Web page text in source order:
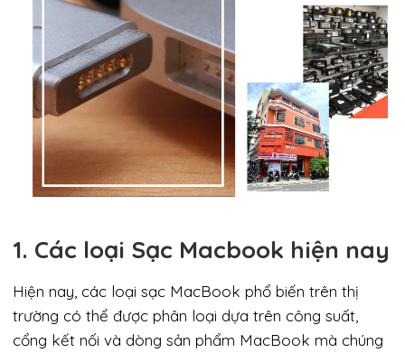
1. Các loại Sạc Macbook hiện nay
Hiện nay, các loại sạc MacBook phổ biến trên thị
trường có thể được phân loại dựa trên công suất,
cổng kết nối và dòng sản phẩm MacBook mà chúng